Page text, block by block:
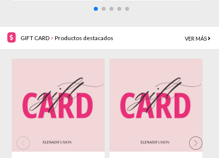
GIFT CARD > Productos destacados VER MÁS